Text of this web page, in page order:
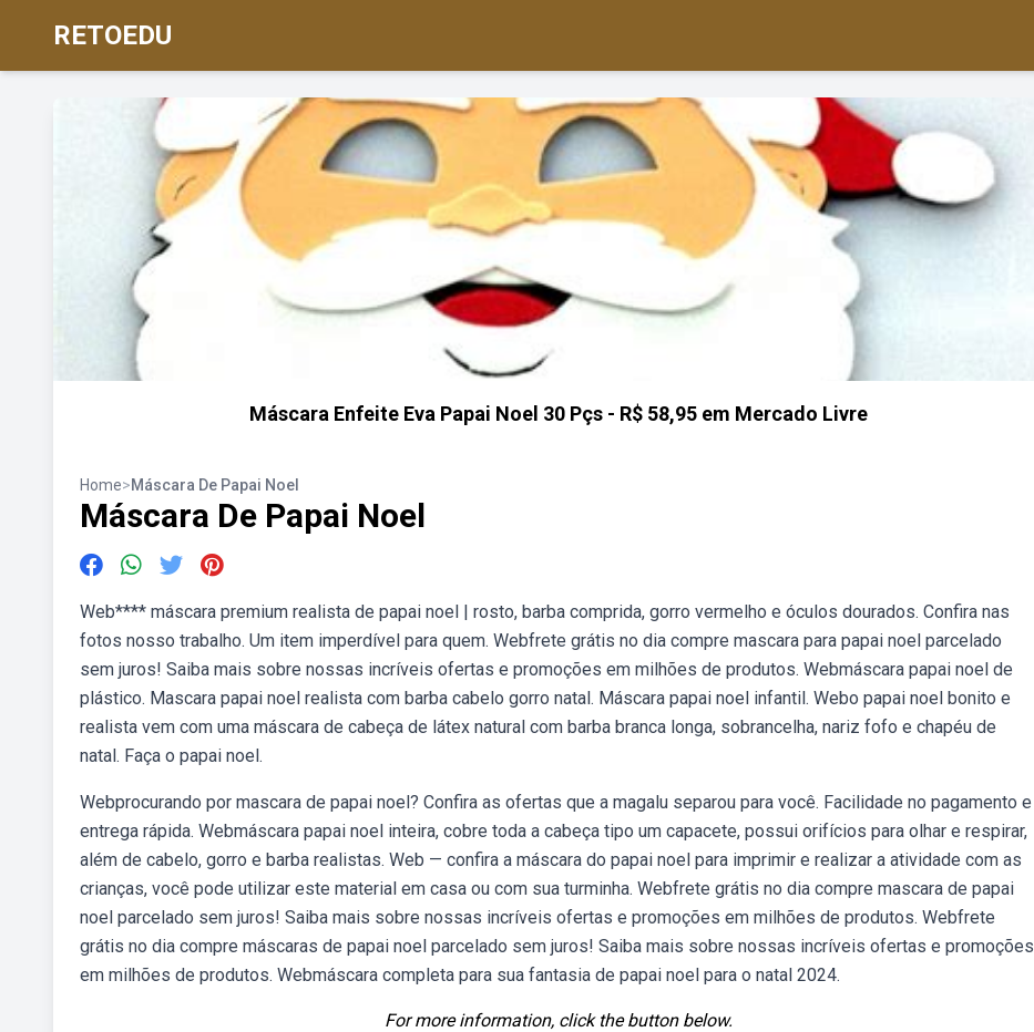
RETOEDU
Máscara Enfeite Eva Papai Noel 30 Pçs - R$ 58,95 em Mercado Livre
Home>Máscara De Papai Noel
Máscara De Papai Noel
Web**** máscara premium realista de papai noel | rosto, barba comprida, gorro vermelho e óculos dourados. Confira nas
fotos nosso trabalho. Um item imperdível para quem. Webfrete grátis no dia compre mascara para papai noel parcelado
sem juros! Saiba mais sobre nossas incríveis ofertas e promoções em milhões de produtos. Webmáscara papai noel de
plástico. Mascara papai noel realista com barba cabelo gorro natal. Máscara papai noel infantil. Webo papai noel bonito e
realista vem com uma máscara de cabeça de látex natural com barba branca longa, sobrancelha, nariz fofo e chapéu de
natal. Faça o papai noel.
Webprocurando por mascara de papai noel? Confira as ofertas que a magalu separou para você. Facilidade no pagamento e
entrega rápida. Webmáscara papai noel inteira, cobre toda a cabeça tipo um capacete, possui orifícios para olhar e respirar,
além de cabelo, gorro e barba realistas. Web — confira a máscara do papai noel para imprimir e realizar a atividade com as
crianças, você pode utilizar este material em casa ou com sua turminha. Webfrete grátis no dia compre mascara de papai
noel parcelado sem juros! Saiba mais sobre nossas incríveis ofertas e promoções em milhões de produtos. Webfrete
grátis no dia compre máscaras de papai noel parcelado sem juros! Saiba mais sobre nossas incríveis ofertas e promoções
em milhões de produtos. Webmáscara completa para sua fantasia de papai noel para o natal 2024.
For more information, click the button below.